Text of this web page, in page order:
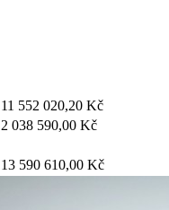
11 552 020,20 Kč
2 038 590,00 Kč
13 590 610,00 Kč